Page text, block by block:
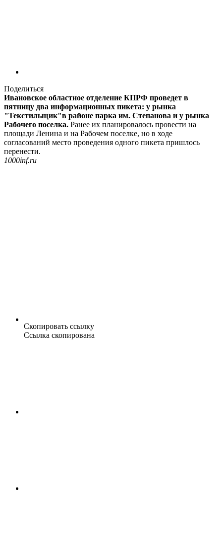
Поделиться
Ивановское областное отделение КПРФ проведет в
пятницу два информационных пикета: у рынка
"Текстильщик"в районе парка им. Степанова и у рынка
Рабочего поселка. Ранее их планировалось провести на
площади Ленина и на Рабочем поселке, но в ходе
согласований место проведения одного пикета пришлось
перенести.
1000inf.ru
Скопировать ссылку
Ссылка скопирована